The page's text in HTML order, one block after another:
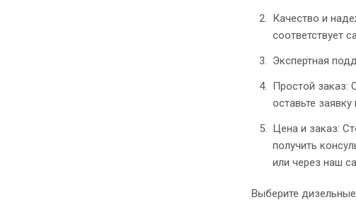
Качество и
соответствует
Экспертная
Простой заказ:
оставьте заявку
Цена и заказ:
получить
или через наш
Выберите